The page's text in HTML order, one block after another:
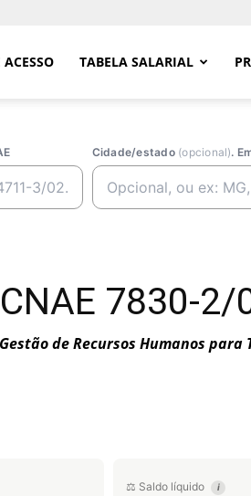
TABELA SALARIAL
Cidade/estado (opcional).
7830-2/
de Recursos Humanos para
⚖️ Saldo líquido i